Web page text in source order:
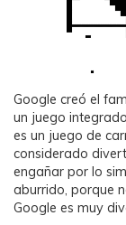
Google creó el
un juego
es un juego de
considerado
engañar por lo
aburrido, porque
Google es muy